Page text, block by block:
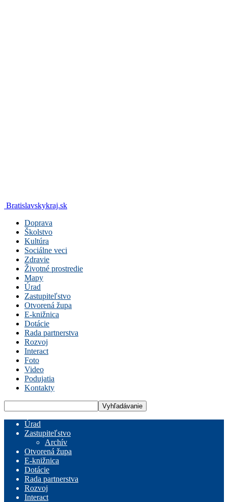
Bratislavskykraj.sk
Doprava
Školstvo
Kultúra
Sociálne veci
Zdravie
Životné prostredie
Mapy
Úrad
Zastupiteľstvo
Otvorená župa
E-knižnica
Dotácie
Rada partnerstva
Rozvoj
Interact
Foto
Video
Podujatia
Kontakty
Úrad
Zastupiteľstvo
Archív
Otvorená župa
E-knižnica
Dotácie
Rada partnerstva
Rozvoj
Interact